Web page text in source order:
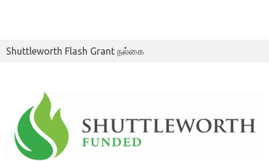
Shuttleworth Flash Grant நல்கை